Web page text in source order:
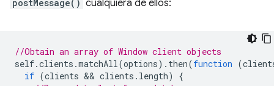
postMessage() cualquiera de ellos:
//Obtain an array of Window client objects
self.clients .matchAll(options). then(function (
if (clients && clients . length)
{